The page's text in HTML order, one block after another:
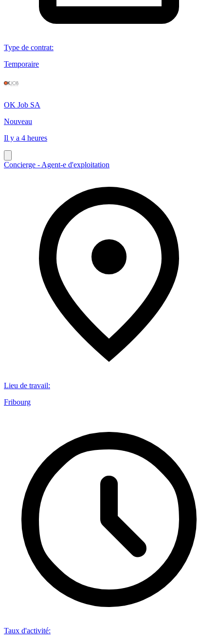
Type de contrat:
Temporaire
OK Job SA
Nouveau
Il y a 4 heures
Concierge - Agent-e d'exploitation
Lieu de travail:
Fribourg
Taux d'activité: